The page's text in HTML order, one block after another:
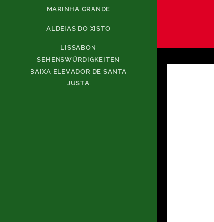
MARINHA GRANDE
ALDEIAS DO XISTO
LISSABON
SEHENSWÜRDIGKEITEN
BAIXA ELEVADOR DE SANTA
JUSTA